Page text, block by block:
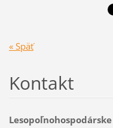
« Späť
Kontakt